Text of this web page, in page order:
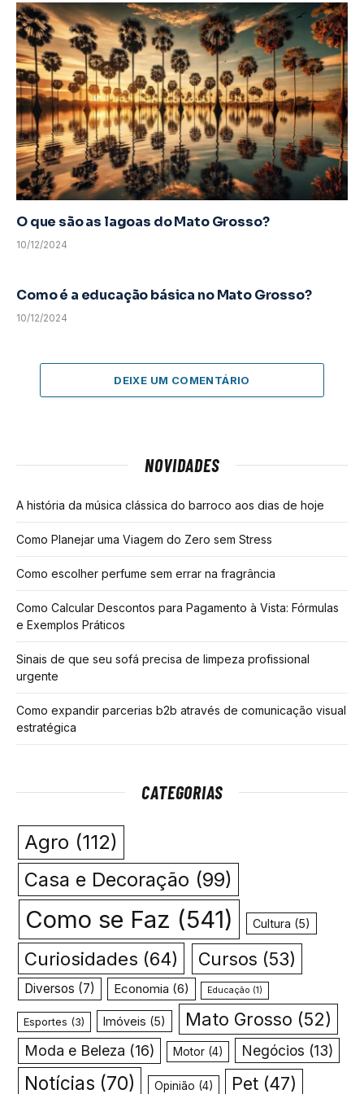
O que são as lagoas do Mato Grosso?
10/12/2024
Como é a educação básica no Mato Grosso?
10/12/2024
DEIXE UM COMENTÁRIO
NOVIDADES
A história da música clássica do barroco aos dias de hoje
Como Planejar uma Viagem do Zero sem Stress
Como escolher perfume sem errar na fragrância
Como Calcular Descontos para Pagamento à Vista: Fórmulas
e Exemplos Práticos
Sinais de que seu sofá precisa de limpeza profissional
urgente
Como expandir parcerias b2b através de comunicação visual
estratégica
CATEGORIAS
Agro (112)
Casa e Decoração (99)
Como se Faz (541) Cultura (5)
Curiosidades (64) Cursos (53)
Diversos (7) Economia (6) Educação (1)
Esportes (3) Imóveis (5) Mato Grosso (52)
Moda e Beleza (16) Motor(4) Negócios (13)
Notícias (70) Opinião (4) Pet (47)